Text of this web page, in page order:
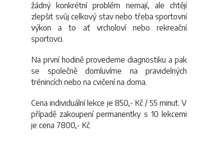
žádný konkrétní problém nemají, ale chtějí
zlepšit svůj celkový stav nebo třeba sportovní
výkon a to ať vrcholoví nebo rekreační
sportovci.
Na první hodině provedeme diagnostiku a pak
se společně domluvíme na pravidelných
trénincích nebo na cvičení na doma.
Cena individuální lekce je 850,- Kč / 55 minut. V
případě zakoupení permanentky s 10 lekcemi
je cena 7800,- Kč